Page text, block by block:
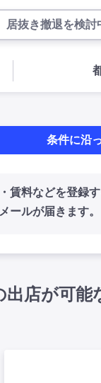
居抜き撤退を検討
条件に沿
賃料などを登録す
ールが届きます。
出店が可